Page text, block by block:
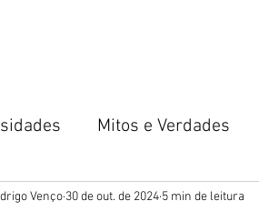
Mitos e Verdades
Empreendedorismo
Venço 30 de out. de 2024 5 min de leitura